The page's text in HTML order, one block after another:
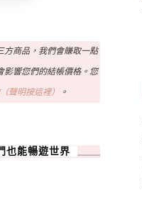
方商品，我們會賺取一點
影響您們的結帳價格。您
聲明按這裡） 。
也能暢遊世界